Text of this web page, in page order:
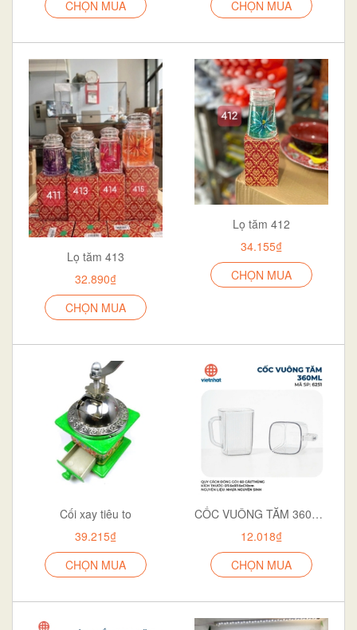
CHỌN MUA
CHỌN MUA
Lọ tăm 413
32.890₫
CHỌN MUA
Lọ tăm 412
34.155₫
CHỌN MUA
Cối xay tiêu to
39.215₫
CHỌN MUA
CỐC VUÔNG TĂM 360ML 6251
12.018₫
CHỌN MUA